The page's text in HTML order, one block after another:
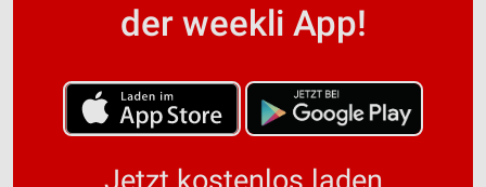
der weekli App!